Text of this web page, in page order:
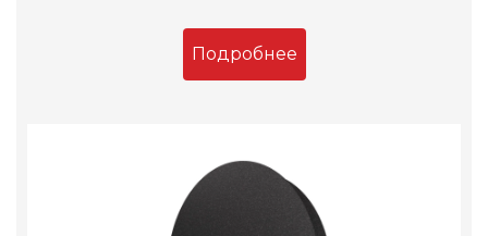
Подробнее